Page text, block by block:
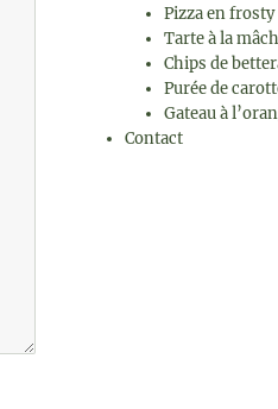
Pizza en frosty
Tarte à la
Chips de
Purée de
Gateau à
Contact